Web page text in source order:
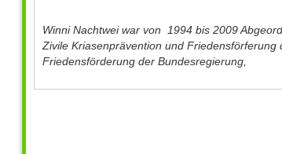
Winni Nachtwei war von 1994 bis 2009
Zivile Kriasenprävention und
Friedensförderung der Bundesregierung,